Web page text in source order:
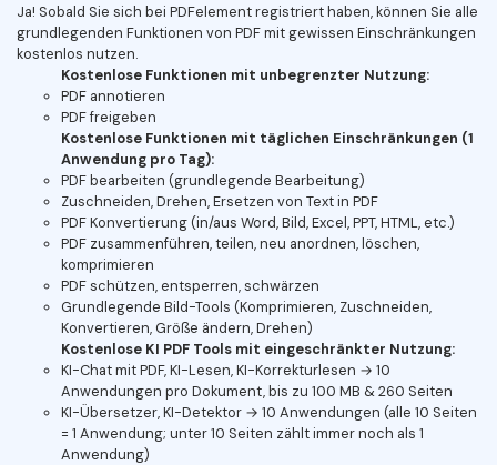
Ja! Sobald Sie sich bei PDFelement registriert haben, können Sie alle
grundlegenden Funktionen von PDF mit gewissen Einschränkungen
kostenlos nutzen.
Kostenlose Funktionen mit unbegrenzter Nutzung:
PDF annotieren
PDF freigeben
Kostenlose Funktionen mit täglichen Einschränkungen (1
Anwendung pro Tag):
PDF bearbeiten (grundlegende Bearbeitung)
Zuschneiden, Drehen, Ersetzen von Text in PDF
PDF Konvertierung (in/aus Word, Bild, Excel, PPT, HTML, etc.)
PDF zusammenführen, teilen, neu anordnen, löschen,
komprimieren
PDF schützen, entsperren, schwärzen
Grundlegende Bild-Tools (Komprimieren, Zuschneiden,
Konvertieren, Größe ändern, Drehen)
Kostenlose KI PDF Tools mit eingeschränkter Nutzung:
KI-Chat mit PDF, KI-Lesen, KI-Korrekturlesen → 10
Anwendungen pro Dokument, bis zu 100 MB & 260 Seiten
KI-Übersetzer, KI-Detektor → 10 Anwendungen (alle 10 Seiten
= 1 Anwendung; unter 10 Seiten zählt immer noch als 1
Anwendung)